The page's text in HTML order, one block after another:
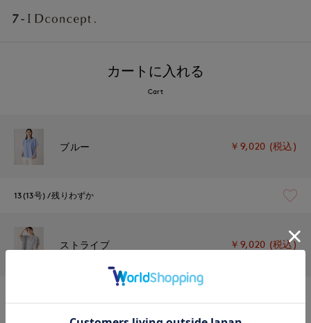
カートに入れる
Cart
ブルー ￥9,020 (税込)
13(13号) 残りわずか
ストライプ ￥9,020 (税込)